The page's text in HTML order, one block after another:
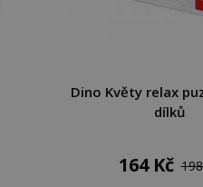
Dino Květy relax
dílků
164 Kč